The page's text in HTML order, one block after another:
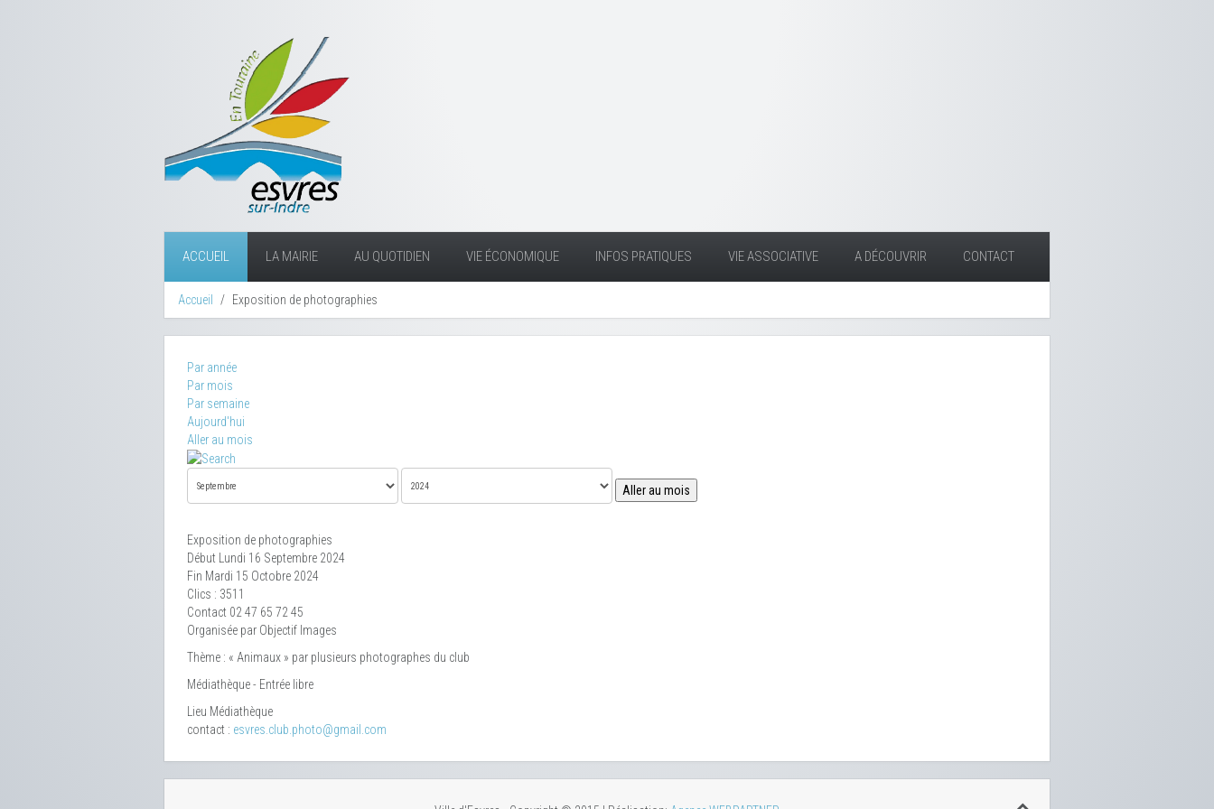
ACCUEIL LA MAIRIE AU QUOTIDIEN VIE ÉCONOMIQUE INFOS PRATIQUES VIE ASSOCIATIVE A DÉCOUVRIR CONTACT
Accueil Exposition de photographies
Par année
Par mois
Par semaine
Aujourd'hui
Aller au mois
Aller au mois
Exposition de photographies
Début Lundi 16 Septembre 2024
Fin Mardi 15 Octobre 2024
Clics : 3511
Contact 02 47 65 72 45
Organisée par Objectif Images
Thème : « Animaux » par plusieurs photographes du club
Médiathèque - Entrée libre
Lieu Médiathèque
contact : esvres.club.photo@gmail.com